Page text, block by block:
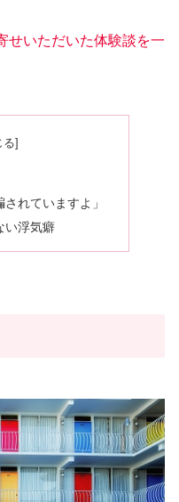
せいただいた体験談を一
れていますよ」
い浮気癖